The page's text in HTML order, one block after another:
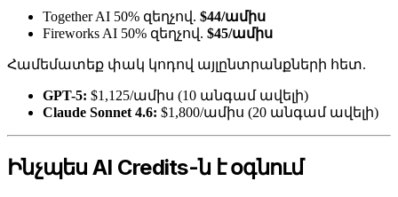
Together AI 50% զեղչով. $44/ամիս
Fireworks AI 50% զեղչով. $45/ամիս
Համեմատեք փակ կոդով այլընտրանքների հետ.
GPT-5: $1,125/ամիս (10 անգամ ավելի)
Claude Sonnet 4.6: $1,800/ամիս (20 անգամ ավելի)
Ինչպես AI Credits-ն է օգնում